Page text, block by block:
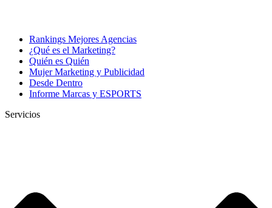
Rankings Mejores Agencias
¿Qué es el Marketing?
Quién es Quién
Mujer Marketing y Publicidad
Desde Dentro
Informe Marcas y ESPORTS
Servicios